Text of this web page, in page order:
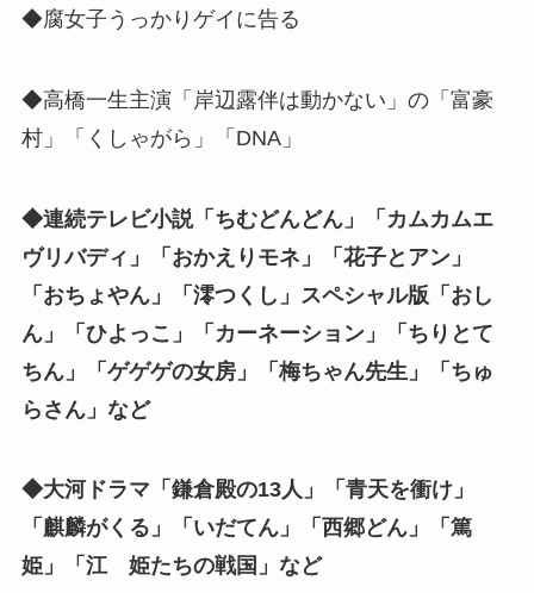
◆腐女子うっかりゲイに告る
◆高橋一生主演「岸辺露伴は動かない」の「富豪
村」「くしゃがら」「DNA」
◆連続テレビ小説「ちむどんどん」「カムカムエ
ヴリバディ」「おかえりモネ」「花子とアン」
「おちょやん」「澪つくし」スペシャル版「おし
ん」「ひよっこ」「カーネーション」「ちりとて
ちん」「ゲゲゲの女房」「梅ちゃん先生」「ちゅ
らさん」など
◆大河ドラマ「鎌倉殿の13人」「青天を衝け」
「麒麟がくる」「いだてん」「西郷どん」「篤
姫」「江 姫たちの戦国」など